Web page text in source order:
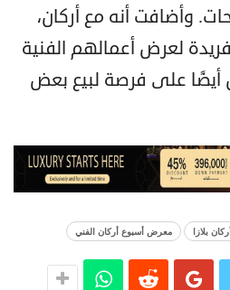
وأضافت أنه مع أركان،
لعرض أعمالهم الفنية
أيضًا على فرصة لبيع بعض
بلازا معرض أسبوع أركان الفني